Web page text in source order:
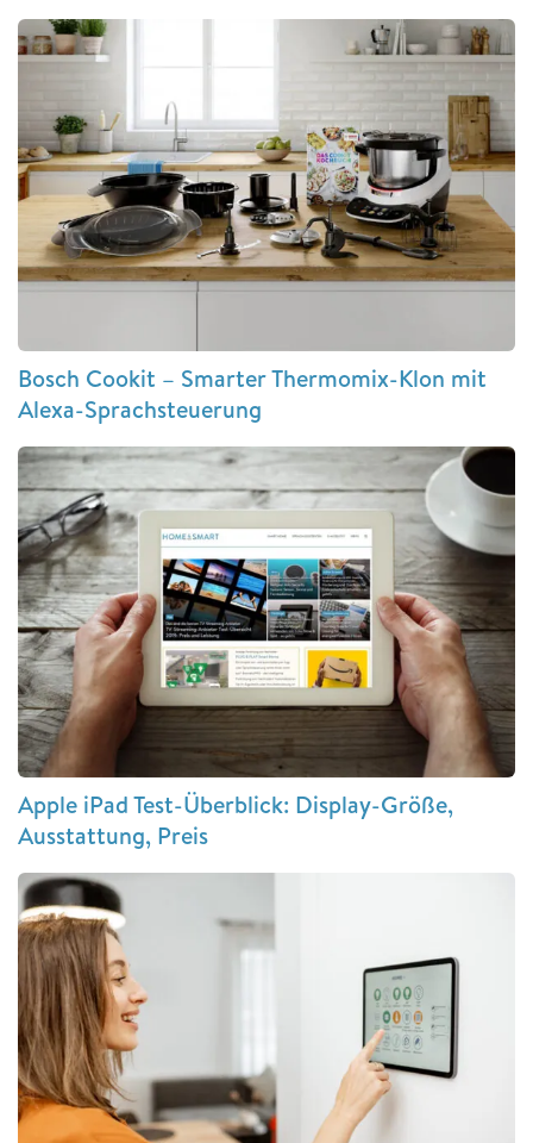
Bosch Cookit – Smarter Thermomix-Klon mit
Alexa-Sprachsteuerung
Apple iPad Test-Überblick: Display-Größe,
Ausstattung, Preis